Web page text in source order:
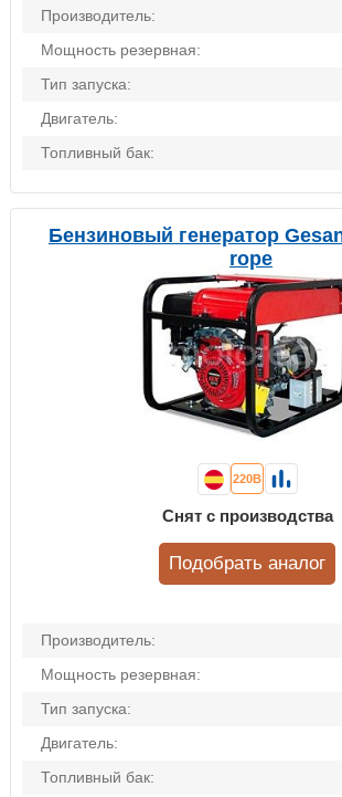
Производитель:
Мощность резервная:
Тип запуска:
Двигатель:
Топливный бак:
Бензиновый генератор
rope
Производитель:
Мощность резервная:
Тип запуска:
Двигатель:
Топливный бак:
220В
Снят с производства
Подобрать аналог